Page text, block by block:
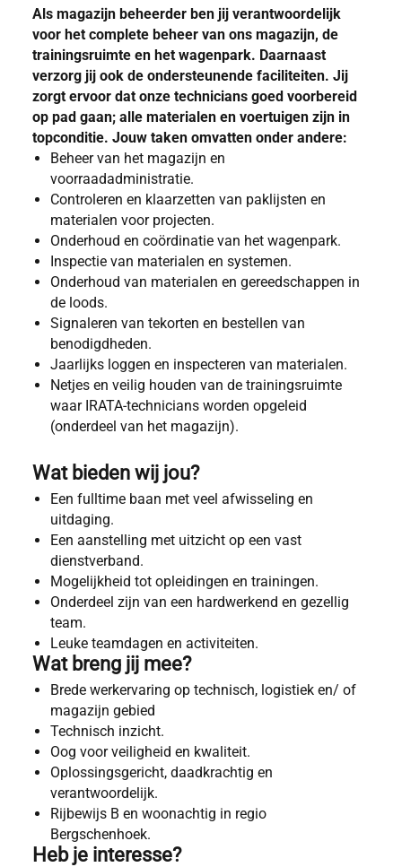
Als magazijn beheerder ben jij verantwoordelijk
voor het complete beheer van ons magazijn, de
trainingsruimte en het wagenpark. Daarnaast
verzorg jij ook de ondersteunende faciliteiten. Jij
zorgt ervoor dat onze technicians goed voorbereid
op pad gaan; alle materialen en voertuigen zijn in
topconditie. Jouw taken omvatten onder andere:
Beheer van het magazijn en
voorraadadministratie.
Controleren en klaarzetten van paklijsten en
materialen voor projecten.
Onderhoud en coördinatie van het wagenpark.
Inspectie van materialen en systemen.
Onderhoud van materialen en gereedschappen in
de loods.
Signaleren van tekorten en bestellen van
benodigdheden.
Jaarlijks loggen en inspecteren van materialen.
Netjes en veilig houden van de trainingsruimte
waar IRATA-technicians worden opgeleid
(onderdeel van het magazijn).
Wat bieden wij jou?
Een fulltime baan met veel afwisseling en
uitdaging.
Een aanstelling met uitzicht op een vast
dienstverband.
Mogelijkheid tot opleidingen en trainingen.
Onderdeel zijn van een hardwerkend en gezellig
team.
Leuke teamdagen en activiteiten.
Wat breng jij mee?
Brede werkervaring op technisch, logistiek en/ of
magazijn gebied
Technisch inzicht.
Oog voor veiligheid en kwaliteit.
Oplossingsgericht, daadkrachtig en
verantwoordelijk.
Rijbewijs B en woonachtig in regio
Bergschenhoek.
Heb je interesse?